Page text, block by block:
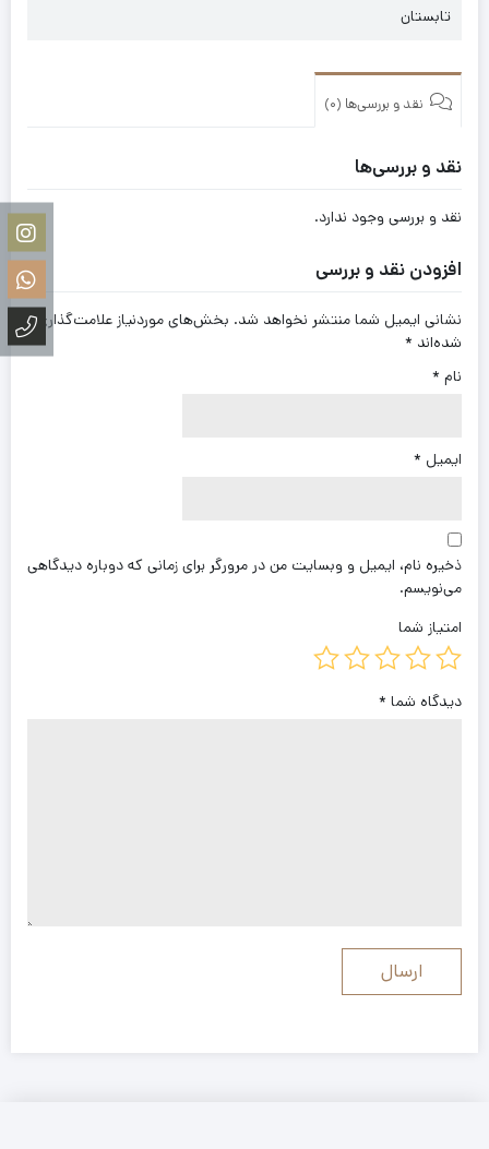
تابستان
نقد و بررسی‌ها (0)
نقد و بررسی‌ها
نقد و بررسی وجود ندارد.
افزودن نقد و بررسی
نشانی ایمیل شما منتشر نخواهد شد. بخش‌های موردنیاز علامت‌گذاری
شده‌اند *
نام *
ایمیل *
ذخیره نام، ایمیل و وبسایت من در مرورگر برای زمانی که دوباره دیدگاهی
می‌نویسم.
امتیاز شما
دیدگاه شما *